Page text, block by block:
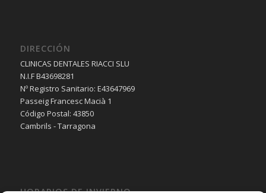
DIRECCIÓN
CLINICAS DENTALES RIACCI SLU
N.I.F B43698281
Nº Registro Sanitario: E43647969
Passeig Francesc Macià 1
Código Postal: 43850
Cambrils - Tarragona